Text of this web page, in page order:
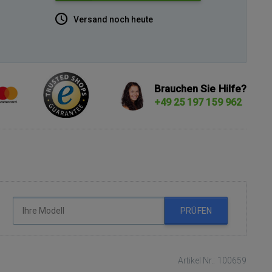
Versand noch heute
Brauchen Sie Hilfe?
+49 25 197 159 962
PRÜFEN
Artikel Nr.: 100659